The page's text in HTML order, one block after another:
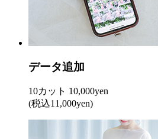
データ追加
10カット 10,000yen
(税込11,000yen)